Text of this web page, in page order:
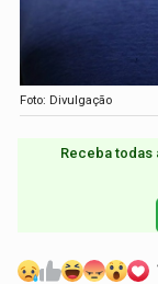
Foto: Divulgação
Receba todas